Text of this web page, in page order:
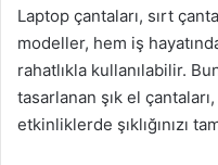
Laptop çantaları, sırt
modeller, hem iş
rahatlıkla kullanılabilir.
tasarlanan şık el
etkinliklerde şıklığınızı